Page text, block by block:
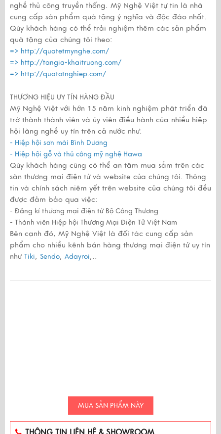
nghề thủ công truyền thống. Mỹ Nghệ Việt tự tin là nhà
cung cấp sản phẩm quà tặng ý nghĩa và độc đáo nhất.
Qúy khách hàng có thể trải nghiệm thêm các sản phẩm
quà tặng của chúng tôi theo:
=> http://quatetmynghe.com/
=> http://tangia-khaitruong.com/
=> http://quatotnghiep.com/
THƯƠNG HIỆU UY TÍN HÀNG ĐẦU
Mỹ Nghệ Việt với hớn 15 năm kinh nghiệm phát triển đã
trở thành thành viên và ủy viên điều hành của nhiều hiệp
hội làng nghề uy tín trên cả nước như:
- Hiệp hội sơn mài Bình Dương
- Hiệp hội gỗ và thủ công mỹ nghệ Hawa
Qúy khách hàng cũng có thể an tâm mua sắm trên các
sàn thương mại điện tử và website của chúng tôi. Thông
tin và chính sách niêm yết trên website của chúng tôi đều
được đảm bảo qua việc:
- Đăng kí thương mại điện tử Bộ Công Thương
- Thành viên Hiệp hội Thương Mại Điện Tử Việt Nam
Bên cạnh đó, Mỹ Nghệ Việt là đối tác cung cấp sản
phẩm cho nhiều kênh bán hàng thương mại điện tử uy tín
như Tiki, Sendo, Adayroi,..
MUA SẢN PHẨM NÀY